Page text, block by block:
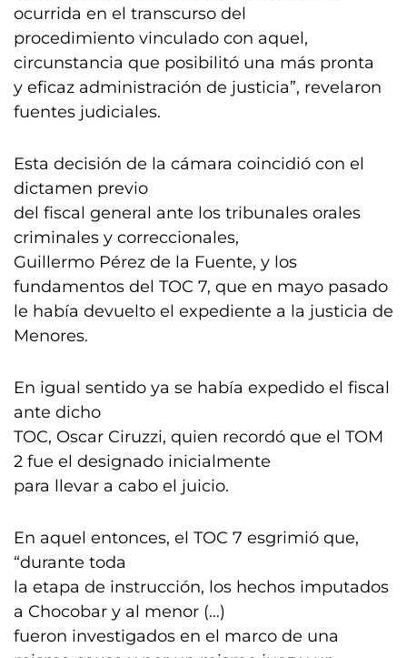
ocurrida en el transcurso del
procedimiento vinculado con aquel,
circunstancia que posibilitó una más pronta
y eficaz administración de justicia”, revelaron
fuentes judiciales.
Esta decisión de la cámara coincidió con el
dictamen previo
del fiscal general ante los tribunales orales
criminales y correccionales,
Guillermo Pérez de la Fuente, y los
fundamentos del TOC 7, que en mayo pasado
le había devuelto el expediente a la justicia de
Menores.
En igual sentido ya se había expedido el fiscal
ante dicho
TOC, Oscar Ciruzzi, quien recordó que el TOM
2 fue el designado inicialmente
para llevar a cabo el juicio.
En aquel entonces, el TOC 7 esgrimió que,
“durante toda
la etapa de instrucción, los hechos imputados
a Chocobar y al menor (…)
fueron investigados en el marco de una